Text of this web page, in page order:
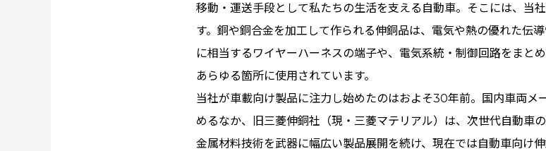
移動・運送手段として私たちの生活を支える自動車。そこには、当
す。銅や銅合金を加工して作られる伸銅品は、電気や熱の優れた伝
に相当するワイヤーハーネスの端子や、電気系統・制御回路をまと
あらゆる箇所に使用されています。
当社が車載向け製品に注力し始めたのはおよそ30年前。国内車両メ
めるなか、旧三菱伸銅社（現・三菱マテリアル）は、次世代自動車
金属材料技術を武器に幅広い製品展開を続け、現在では自動車向け